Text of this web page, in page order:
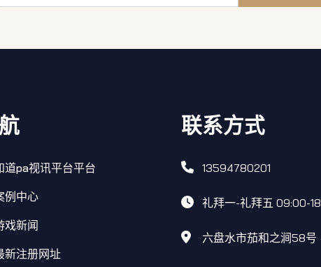
道pa视讯平台平台
例中心
戏新闻
新注册网址
联系方式
13594780201
礼拜一-礼拜五 09:00-
六盘水市茄和之涧58号